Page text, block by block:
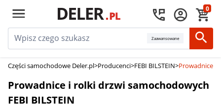
0
Zaawansowane
Części samochodowe Deler.pl>Producenci>FEBI BILSTEIN>Prowadnice i
Prowadnice i rolki drzwi samochodowych
FEBI BILSTEIN